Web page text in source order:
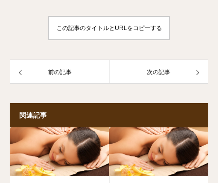
この記事のタイトルとURLをコピーする
前の記事 次の記事
関連記事